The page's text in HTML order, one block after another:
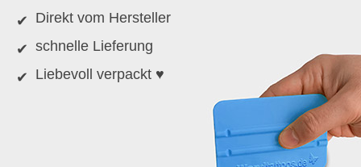
Direkt vom Hersteller
schnelle Lieferung
Liebevoll verpackt ♥